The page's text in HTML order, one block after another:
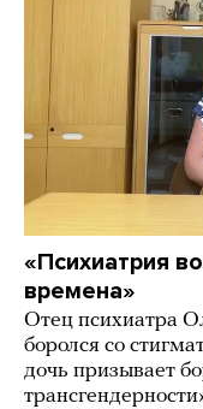
«Психиатрия
времена»
Отец психиатра
боролся со
дочь призывает